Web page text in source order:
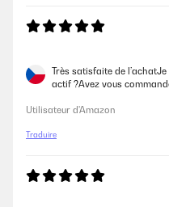
Très satisfaite de
actif ?Avez vous
Utilisateur d'Amazon
Traduire